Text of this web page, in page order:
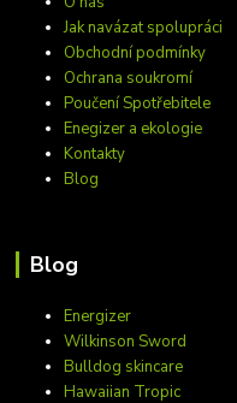
Jak navázat spolupráci
Obchodní podmínky
Ochrana soukromí
Poučení Spotřebitele
Enegizer a ekologie
Kontakty
Blog
Blog
Energizer
Wilkinson Sword
Bulldog skincare
Hawaiian Tropic